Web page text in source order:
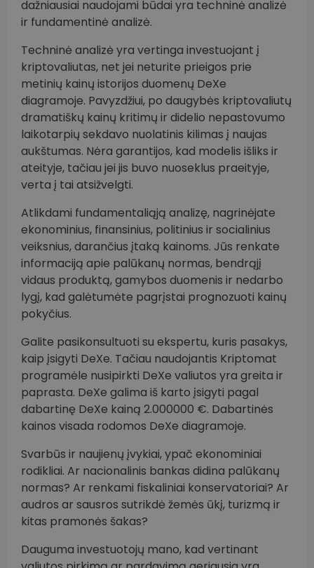
dažniausiai naudojami būdai yra techninė analizė
ir fundamentinė analizė.
Techninė analizė yra vertinga investuojant į
kriptovaliutas, net jei neturite prieigos prie
metinių kainų istorijos duomenų DeXe
diagramoje. Pavyzdžiui, po daugybės kriptovaliutų
dramatiškų kainų kritimų ir didelio nepastovumo
laikotarpių sekdavo nuolatinis kilimas į naujas
aukštumas. Nėra garantijos, kad modelis išliks ir
ateityje, tačiau jei jis buvo nuoseklus praeityje,
verta į tai atsižvelgti.
Atlikdami fundamentaliąją analizę, nagrinėjate
ekonominius, finansinius, politinius ir socialinius
veiksnius, darančius įtaką kainoms. Jūs renkate
informaciją apie palūkanų normas, bendrąjį
vidaus produktą, gamybos duomenis ir nedarbo
lygį, kad galėtumėte pagrįstai prognozuoti kainų
pokyčius.
Galite pasikonsultuoti su ekspertu, kuris pasakys,
kaip įsigyti DeXe. Tačiau naudojantis Kriptomat
programėle nusipirkti DeXe valiutos yra greita ir
paprasta. DeXe galima iš karto įsigyti pagal
dabartinę DeXe kainą 2.000000 €. Dabartinės
kainos visada rodomos DeXe diagramoje.
Svarbūs ir naujienų įvykiai, ypač ekonominiai
rodikliai. Ar nacionalinis bankas didina palūkanų
normas? Ar renkami fiskaliniai konservatoriai? Ar
audros ar sausros sutrikdė žemės ūkį, turizmą ir
kitas pramonės šakas?
Dauguma investuotojų mano, kad vertinant